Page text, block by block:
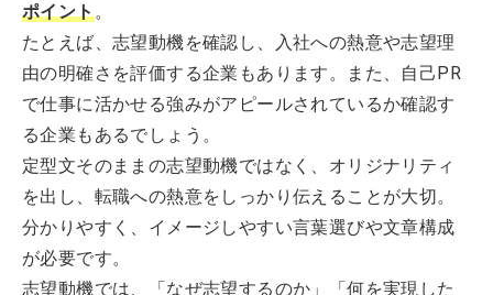
ポイント。
たとえば、志望動機を確認し、入社への熱意や志望理
由の明確さを評価する企業もあります。また、自己PR
で仕事に活かせる強みがアピールされているか確認す
る企業もあるでしょう。
定型文そのままの志望動機ではなく、オリジナリティ
を出し、転職への熱意をしっかり伝えることが大切。
分かりやすく、イメージしやすい言葉選びや文章構成
が必要です。
志望動機では、「なぜ志望するのか」「何を実現した